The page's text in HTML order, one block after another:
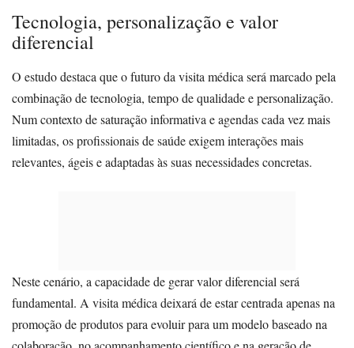
Tecnologia, personalização e valor
diferencial
O estudo destaca que o futuro da visita médica será marcado pela
combinação de tecnologia, tempo de qualidade e personalização.
Num contexto de saturação informativa e agendas cada vez mais
limitadas, os profissionais de saúde exigem interações mais
relevantes, ágeis e adaptadas às suas necessidades concretas.
Neste cenário, a capacidade de gerar valor diferencial será
fundamental. A visita médica deixará de estar centrada apenas na
promoção de produtos para evoluir para um modelo baseado na